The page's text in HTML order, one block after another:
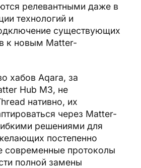
релевантными даже в
технологий и
существующих
к новым Matter-
хабов Aqara, за
Hub M3, не
нативно, их
через Matter-
решениями для
постепенно
современные протоколы
полной замены